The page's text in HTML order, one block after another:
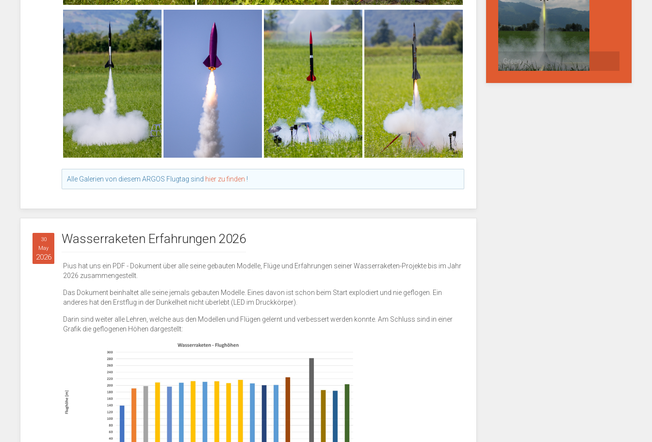
Alle Galerien von diesem ARGOS Flugtag sind hier zu finden !
30
May
2026
Wasserraketen Erfahrungen 2026
Pius hat uns ein PDF - Dokument über alle seine gebauten Modelle, Flüge und Erfahrungen seiner Wasserraketen-Projekte bis im Jahr
2026 zusammengestellt.
Das Dokument beinhaltet alle seine jemals gebauten Modelle. Eines davon ist schon beim Start explodiert und nie geflogen. Ein
anderes hat den Erstflug in der Dunkelheit nicht überlebt (LED im Druckkörper).
Darin sind weiter alle Lehren, welche aus den Modellen und Flügen gelernt und verbessert werden konnte. Am Schluss sind in einer
Grafik die geflogenen Höhen dargestellt:
Green !